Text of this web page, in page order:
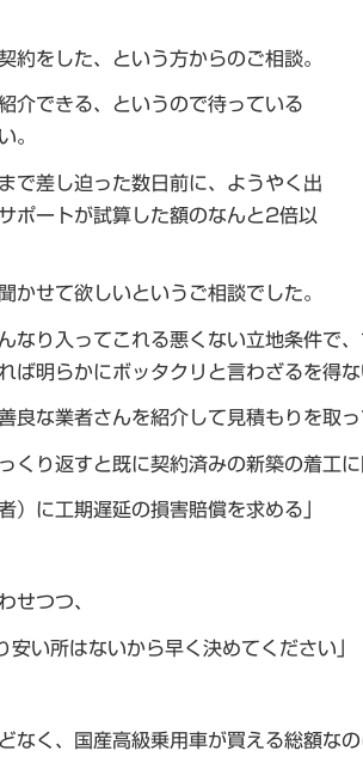
約をした、という方からのご相談。
介できる、というので待っている
。
で差し迫った数日前に、ようやく出
ポートが試算した額のなんと2倍以
かせて欲しいというご相談でした。
なり入ってこれる悪くない立地条件で
ば明らかにボッタクリと言わざるを得な
良な業者さんを紹介して見積もりを取
くり返すと既に契約済みの新築の着工に
）に工期遅延の損害賠償を求める」
せつつ、
安い所はないから早く決めてください」
なく、国産高級乗用車が買える総額